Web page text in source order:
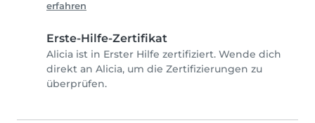
erfahren
Erste-Hilfe-Zertifikat
Alicia ist in Erster Hilfe zertifiziert. Wende dich
direkt an Alicia, um die Zertifizierungen zu
überprüfen.